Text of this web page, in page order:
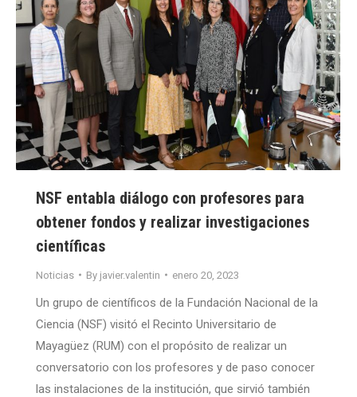
NSF entabla diálogo con profesores para
obtener fondos y realizar investigaciones
científicas
Noticias By javier.valentin enero 20, 2023
Un grupo de científicos de la Fundación Nacional de la
Ciencia (NSF) visitó el Recinto Universitario de
Mayagüez (RUM) con el propósito de realizar un
conversatorio con los profesores y de paso conocer
las instalaciones de la institución, que sirvió también